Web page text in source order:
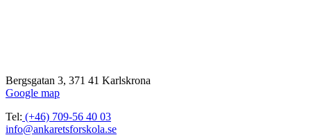
Bergsgatan 3, 371 41 Karlskrona
Google map
Tel: (+46) 709-56 40 03
info@ankaretsforskola.se